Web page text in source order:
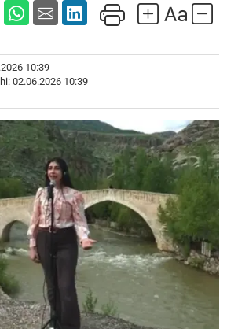
10:39
02.06.2026 10:39